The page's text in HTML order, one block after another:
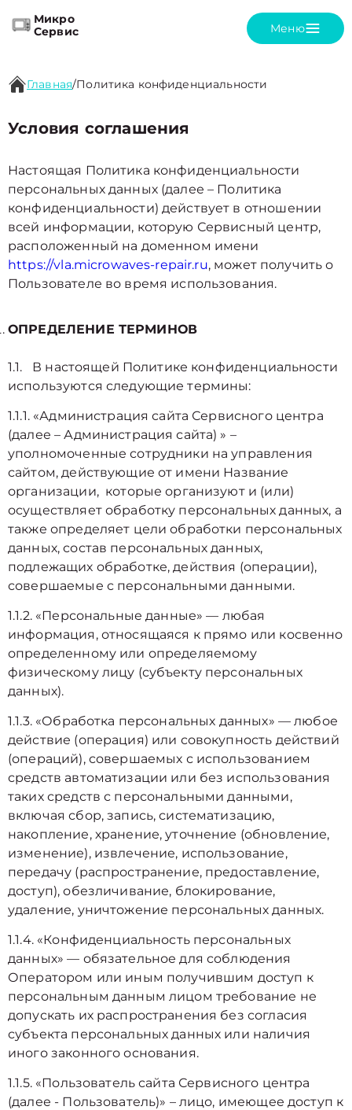
Микро
Сервис
Меню
Главная/Политика конфиденциальности
Условия соглашения
Настоящая Политика конфиденциальности
персональных данных (далее – Политика
конфиденциальности) действует в отношении
всей информации, которую Сервисный центр,
расположенный на доменном имени
https://vla.microwaves-repair.ru, может получить о
Пользователе во время использования.
ОПРЕДЕЛЕНИЕ ТЕРМИНОВ
1.1. В настоящей Политике конфиденциальности
используются следующие термины:
1.1.1. «Администрация сайта Сервисного центра
(далее – Администрация сайта) » –
уполномоченные сотрудники на управления
сайтом, действующие от имени Название
организации, которые организуют и (или)
осуществляет обработку персональных данных, а
также определяет цели обработки персональных
данных, состав персональных данных,
подлежащих обработке, действия (операции),
совершаемые с персональными данными.
1.1.2. «Персональные данные» — любая
информация, относящаяся к прямо или косвенно
определенному или определяемому
физическому лицу (субъекту персональных
данных).
1.1.3. «Обработка персональных данных» — любое
действие (операция) или совокупность действий
(операций), совершаемых с использованием
средств автоматизации или без использования
таких средств с персональными данными,
включая сбор, запись, систематизацию,
накопление, хранение, уточнение (обновление,
изменение), извлечение, использование,
передачу (распространение, предоставление,
доступ), обезличивание, блокирование,
удаление, уничтожение персональных данных.
1.1.4. «Конфиденциальность персональных
данных» — обязательное для соблюдения
Оператором или иным получившим доступ к
персональным данным лицом требование не
допускать их распространения без согласия
субъекта персональных данных или наличия
иного законного основания.
1.1.5. «Пользователь сайта Сервисного центра
(далее ‑ Пользователь)» – лицо, имеющее доступ к